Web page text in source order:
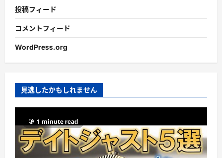
投稿フィード
コメントフィード
WordPress.org
見逃したかもしれません
1 minute read